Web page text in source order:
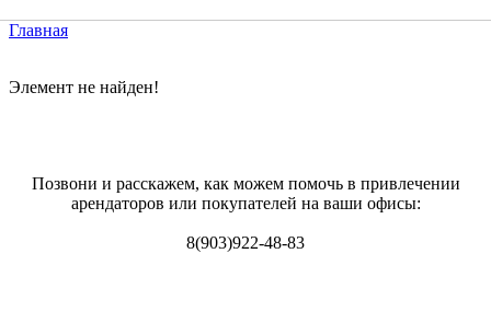
Главная
Элемент не найден!
Позвони и расскажем, как можем помочь в привлечении
арендаторов или покупателей на ваши офисы:
8(903)922-48-83